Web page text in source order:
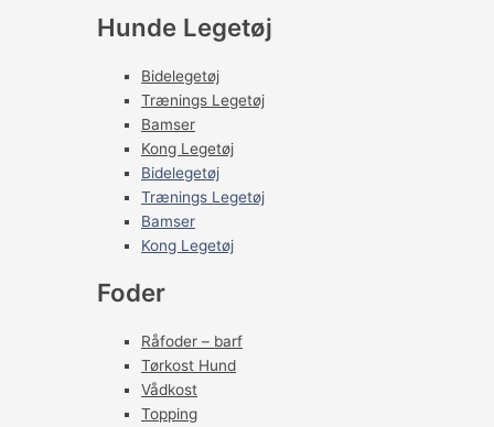
Hunde Legetøj
Bidelegetøj
Trænings Legetøj
Bamser
Kong Legetøj
Bidelegetøj
Trænings Legetøj
Bamser
Kong Legetøj
Foder
Råfoder – barf
Tørkost Hund
Vådkost
Topping